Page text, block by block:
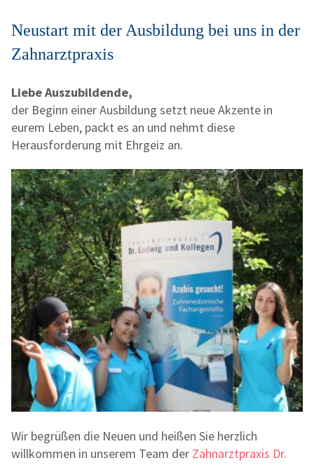
Neustart mit der Ausbildung bei uns in der
Zahnarztpraxis
Liebe Auszubildende,
der Beginn einer Ausbildung setzt neue Akzente in
eurem Leben, packt es an und nehmt diese
Herausforderung mit Ehrgeiz an.
Wir begrüßen die Neuen und heißen Sie herzlich
willkommen in unserem Team der Zahnarztpraxis Dr.